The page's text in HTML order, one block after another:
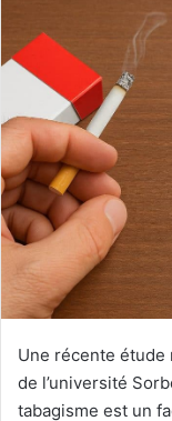
Une récente étude
de l’université
tabagisme est un